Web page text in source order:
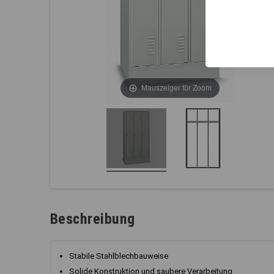
Mauszeiger für Zoom
Beschreibung
Stabile Stahlblechbauweise
Solide Konstruktion und saubere Verarbeitung